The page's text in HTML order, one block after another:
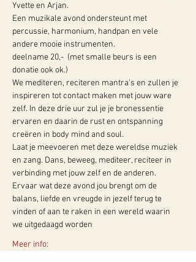
Yvette en Arjan.
Een muzikale avond ondersteunt met
percussie, harmonium, handpan en vele
andere mooie instrumenten.
deelname 20,-  (met smalle beurs is een
donatie ook ok.)
We mediteren, reciteren mantra's en zullen je
inspireren tot contact maken met jouw ware
zelf. In deze drie uur zul je je bronessentie
ervaren en daarin de rust en ontspanning
creëren in body mind and soul.
Laat je meevoeren met deze wereldse muziek
en zang. Dans, beweeg, mediteer, reciteer in
verbinding met jouw zelf en de anderen.
Ervaar wat deze avond jou brengt om de
balans, liefde en vreugde in jezelf terug te
vinden of aan te raken in een wereld waarin
we uitgedaagd worden
Meer info: